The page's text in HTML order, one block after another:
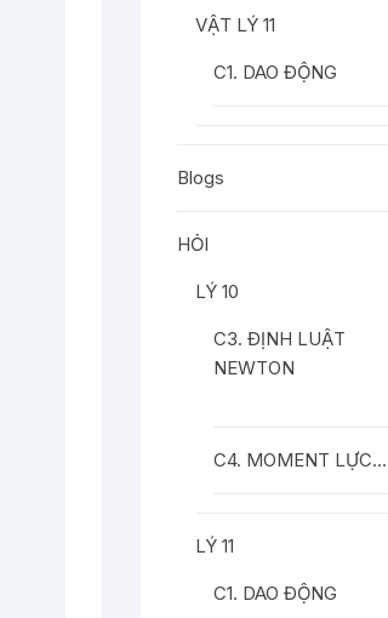
VẬT LÝ 11
C1. DAO ĐỘNG
Blogs
HỎI
LÝ 10
C3. ĐỊNH LUẬT
NEWTON
C4. MOMENT LỰC…
LÝ 11
C1. DAO ĐỘNG